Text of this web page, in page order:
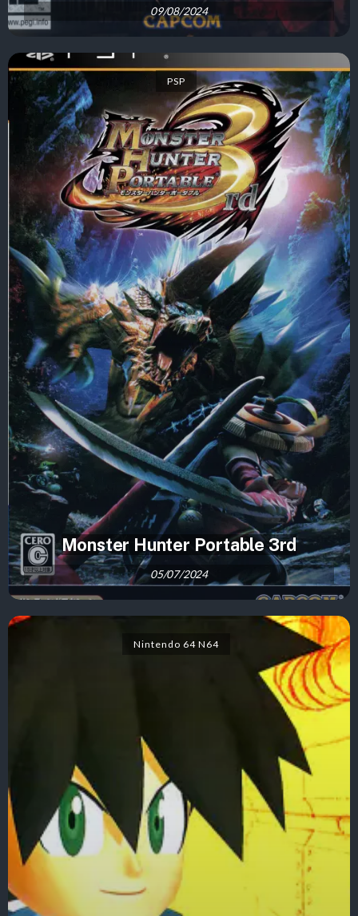
09/08/2024
PSP
Monster Hunter Portable 3rd
05/07/2024
Nintendo 64 N64